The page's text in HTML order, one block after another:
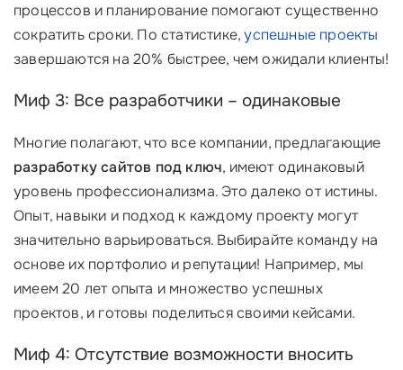
процессов и планирование помогают существенно
сократить сроки. По статистике,успешные проекты
завершаются на 20% быстрее, чем ожидали клиенты!
Миф 3: Все разработчики – одинаковые
Многие полагают, что все компании, предлагающие
разработку сайтов под ключ, имеют одинаковый
уровень профессионализма. Это далеко от истины.
Опыт, навыки и подход к каждому проекту могут
значительно варьироваться. Выбирайте команду на
основе их портфолио и репутации! Например, мы
имеем 20 лет опыта и множество успешных
проектов, и готовы поделиться своими кейсами.
Миф 4: Отсутствие возможности вносить